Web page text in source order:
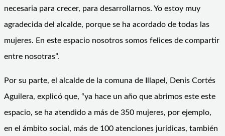
necesaria para crecer, para desarrollarnos. Yo estoy muy
agradecida del alcalde, porque se ha acordado de todas las
mujeres. En este espacio nosotros somos felices de compartir
entre nosotras”.
Por su parte, el alcalde de la comuna de Illapel, Denis Cortés
Aguilera, explicó que, “ya hace un año que abrimos este este
espacio, se ha atendido a más de 350 mujeres, por ejemplo,
en el ámbito social, más de 100 atenciones jurídicas, también